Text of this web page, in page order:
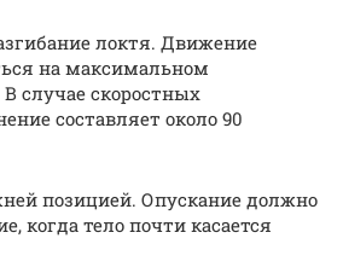
локтя. Движение
на максимальном
случае скоростных
составляет около 90
позицией. Опускание должно
когда тело почти касается